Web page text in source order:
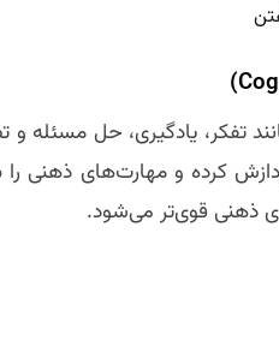
تفکر، یادگیری، حل
کرده و مهارت‌های ذهنی
ذهنی قوی‌تر می‌شود.